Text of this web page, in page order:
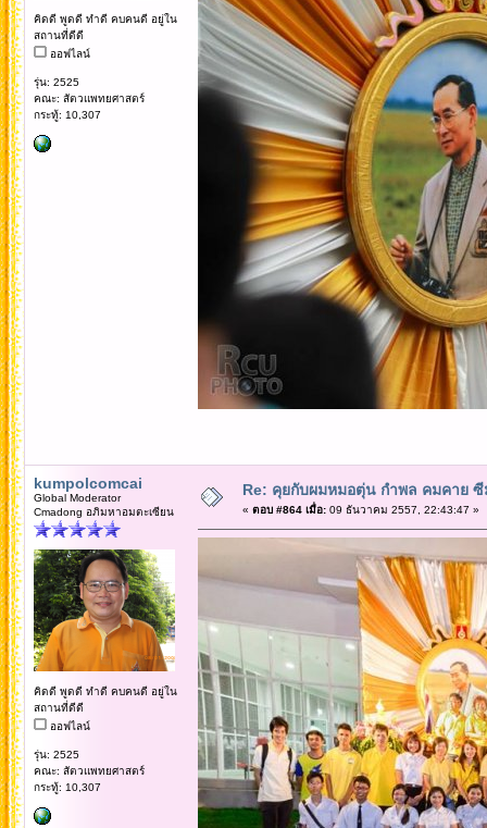
คิดดี พูดดี ทำดี คบคนดี อยู่ใน
สถานที่ดีดี
ออฟไลน์
รุ่น: 2525
คณะ: สัตวแพทยศาสตร์
กระทู้: 10,307
kumpolcomcai
Global Moderator
Cmadong อภิมหาอมตะเซียน
คิดดี พูดดี ทำดี คบคนดี อยู่ใน
สถานที่ดีดี
ออฟไลน์
รุ่น: 2525
คณะ: สัตวแพทยศาสตร์
กระทู้: 10,307
Re: คุยกับผมหมอตุ่น กำพล คมคาย
« ตอบ #864 เมื่อ:09 ธันวาคม 2557, 22:43:47 »